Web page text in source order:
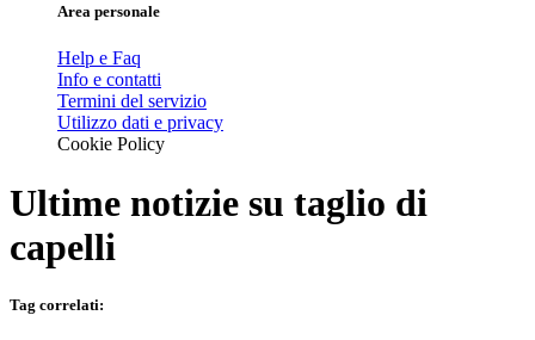
Area personale
Help e Faq
Info e contatti
Termini del servizio
Utilizzo dati e privacy
Cookie Policy
Ultime notizie su taglio di
capelli
Tag correlati: